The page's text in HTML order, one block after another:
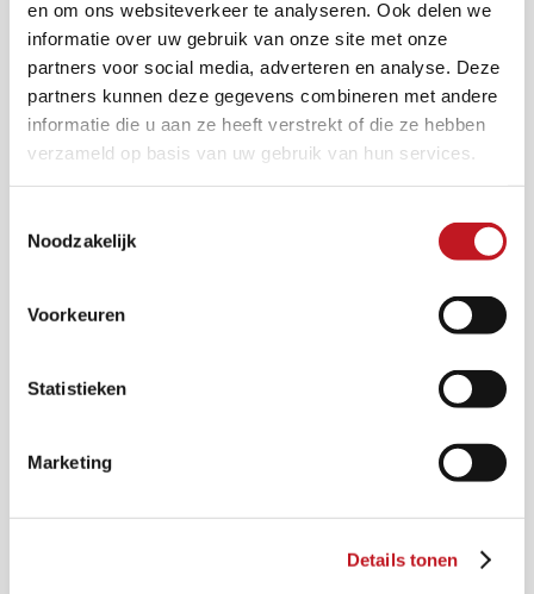
en om ons websiteverkeer te analyseren. Ook delen we
informatie over uw gebruik van onze site met onze
partners voor social media, adverteren en analyse. Deze
partners kunnen deze gegevens combineren met andere
informatie die u aan ze heeft verstrekt of die ze hebben
verzameld op basis van uw gebruik van hun services.
Noodzakelijk
Voorkeuren
Statistieken
Marketing
Details tonen
Passend für Balkon, Garten
Verarbeitung und Pflege
Damit Ihre Produkte lange schön aussehen, ist die richtige
Pflege wichtig. Klicken Sie dazu auf den Button unten, um
Verschiedene Installationsbeispiele finden Sie hier.
Verarbeitung und Pflege
Ähnliche Produkte